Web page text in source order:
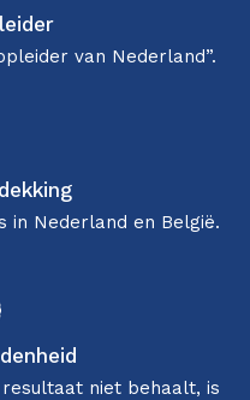
van Nederland”.
in Nederland en België.
niet behaalt, is